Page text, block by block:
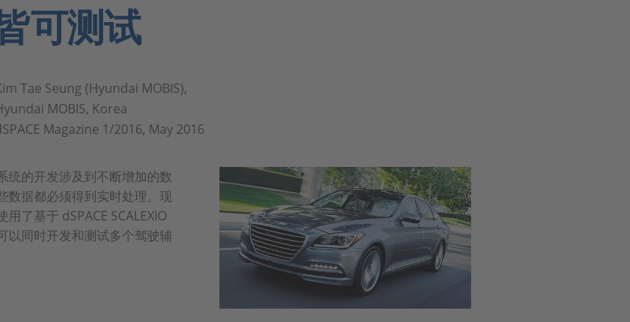
可测试
Tae Seung (Hyundai MOBIS),
MOBIS, Korea
Magazine 1/2016, May 2016
统的开发涉及到不断增加的数
数据都必须得到实时处理。现
了基于 dSPACE SCALEXIO
以同时开发和测试多个驾驶辅